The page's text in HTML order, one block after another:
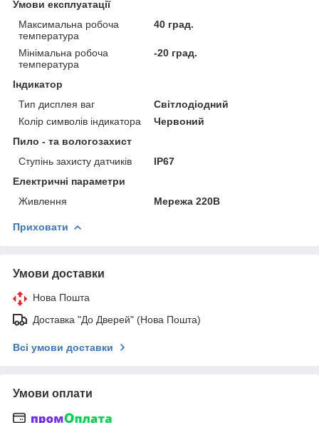
Умови експлуатації
Максимальна робоча
температура
40 град.
Мінімальна робоча
температура
-20 град.
Індикатор
Тип дисплея ваг
Світлодіодний
Колір символів індикатора
Червоний
Пило - та вологозахист
Ступінь захисту датчиків
IP67
Електричні параметри
Живлення
Мережа 220В
Приховати
Умови доставки
Нова Пошта
Доставка "До Дверей" (Нова Пошта)
Всі умови доставки
Умови оплати